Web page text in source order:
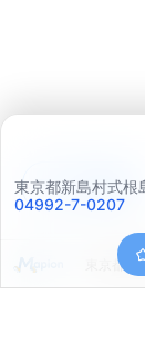
東京都新島村式根
04992-7-0207
東京都
アプリで見る